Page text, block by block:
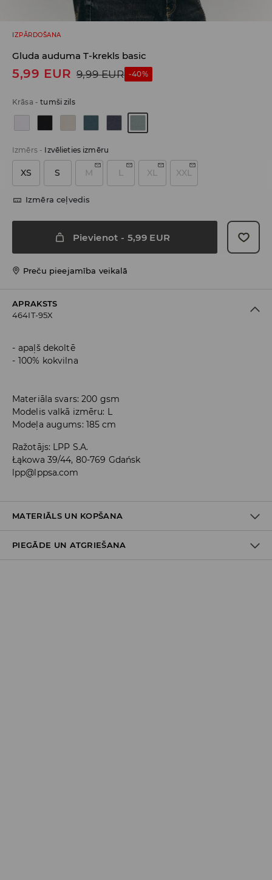
IZPĀRDOŠANA
Gluda auduma T-krekls basic
5,99 EUR 9,99 EUR -40%
Krāsa -tumši zils
Izmērs- Izvēlieties izmēru
XS S M L XL XXL
Izmēra ceļvedis
Pievienot - 5,99 EUR
Preču pieejamība veikalā
APRAKSTS
464IT-95X
apaļš dekoltē
100% kokvilna
Materiāla svars: 200 gsm
Modelis valkā izmēru: L
Modeļa augums: 185 cm
Ražotājs: LPP S.A.
Łąkowa 39/44, 80-769 Gdańsk
lpp@lppsa.com
MATERIĀLS UN KOPŠANA
100% KOKVILNA
PIEGĀDE UN ATGRIEŠANA